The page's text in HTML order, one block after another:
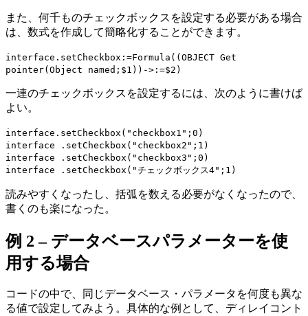
また、何千ものチェックボックスを設定する必要がある場合
は、数式を作成して簡略化することができます。
interface . setCheckbox :=Formula ((OBJECT Get
pointer(Object named ; $1 ))->:=$2 )
一連のチェックボックスを設定するには、次のように書けば
よい。
interface . setCheckbox ("checkbox1";0)
interface . setCheckbox ("checkbox2";1)
interface . setCheckbox ("checkbox3";0)
interface . setCheckbox ("チェックボックス4";1)
読みやすくなったし、括弧を数える必要がなくなったので、
書くのも楽になった。
例 2 – データベースパラメーターを使
用する場合
コードの中で、同じデータベース・パラメータを何度も異な
る値で設定してみよう。具体的な例として、ディレイコント